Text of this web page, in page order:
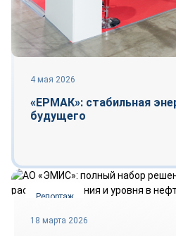
4 мая 2026
«ЕРМАК»: стабильная
будущего
Репортаж
18 марта 2026